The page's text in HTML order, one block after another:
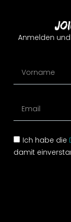
Anmelden
Ich habe die
damit